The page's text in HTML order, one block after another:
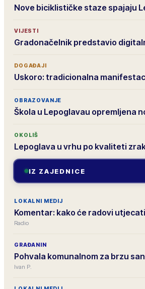
Nove biciklističke staze spajaju
VIJESTI
Gradonačelnik predstavio
DOGAĐAJI
Uskoro: tradicionalna
OBRAZOVANJE
Škola u Lepoglavau opremljena
OKOLIŠ
Lepoglava u vrhu po kvaliteti
IZ ZAJEDNICE
LOKALNI MEDIJ
Komentar: kako će radovi
Radio
GRAĐANIN
Pohvala komunalnom za brzu
Ivan P.